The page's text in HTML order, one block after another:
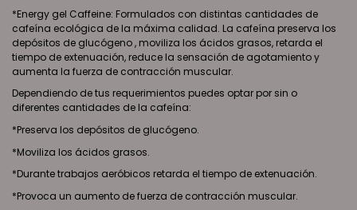
*Energy gel Caffeine: Formulados con distintas cantidades de
cafeína ecológica de la máxima calidad. La cafeína preserva los
depósitos de glucógeno , moviliza los ácidos grasos, retarda el
tiempo de extenuación, reduce la sensación de agotamiento y
aumenta la fuerza de contracción muscular.
Dependiendo de tus requerimientos puedes optar por sin o
diferentes cantidades de la cafeína:
*Preserva los depósitos de glucógeno.
*Moviliza los ácidos grasos.
*Durante trabajos aeróbicos retarda el tiempo de extenuación.
*Provoca un aumento de fuerza de contracción muscular.